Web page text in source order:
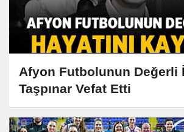
Afyon Futbolunun Değerli
Taşpınar Vefat Etti